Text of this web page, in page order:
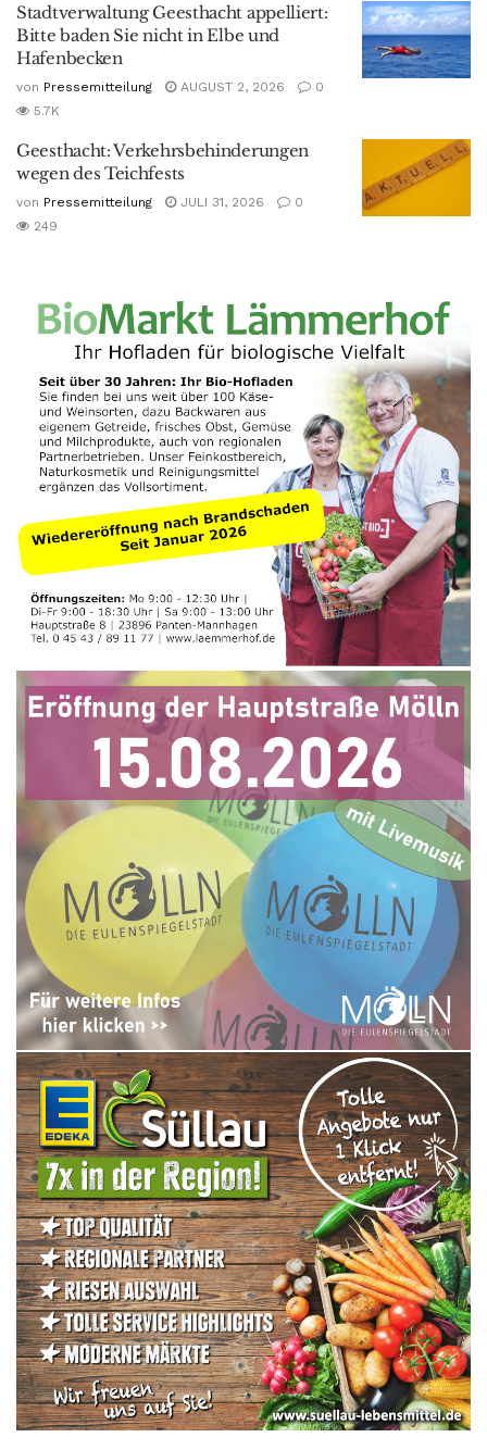
Stadtverwaltung Geesthacht appelliert:
Bitte baden Sie nicht in Elbe und
Hafenbecken
von Pressemitteilung AUGUST 2, 2026
0
5.7K
Geesthacht: Verkehrsbehinderungen
wegen des Teichfests
von Pressemitteilung JULI 31, 2026
0
249